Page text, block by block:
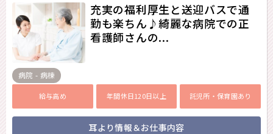
充実の福利厚生と送迎バスで通
勤も楽ちん♪綺麗な病院での正
看護師さんの...
病院 - 病棟
給与高め 年間休日120日以上 託児所・保育園あり
耳より情報＆お仕事内容